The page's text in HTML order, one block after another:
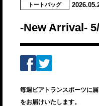
トートバッグ
-New Arrival-
毎週ビアトランスポーツに
をお届けいたします。